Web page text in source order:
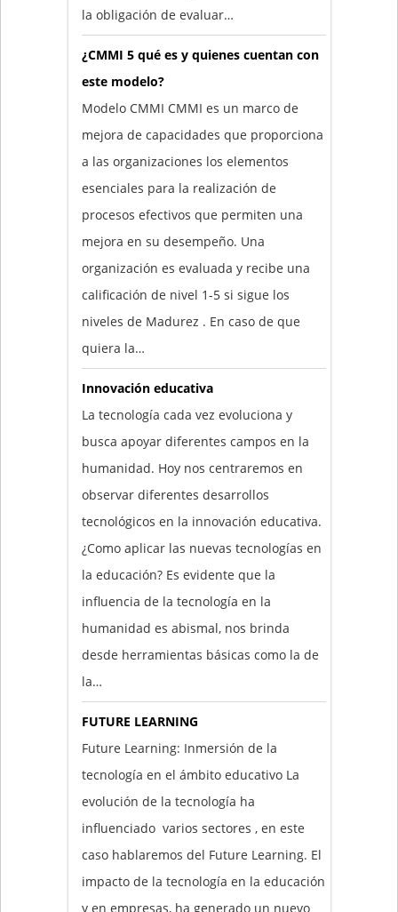
la obligación de evaluar…
¿CMMI 5 qué es y quienes cuentan con
este modelo?
Modelo CMMI CMMI es un marco de
mejora de capacidades que proporciona
a las organizaciones los elementos
esenciales para la realización de
procesos efectivos que permiten una
mejora en su desempeño. Una
organización es evaluada y recibe una
calificación de nivel 1-5 si sigue los
niveles de Madurez . En caso de que
quiera la…
Innovación educativa
La tecnología cada vez evoluciona y
busca apoyar diferentes campos en la
humanidad. Hoy nos centraremos en
observar diferentes desarrollos
tecnológicos en la innovación educativa.
¿Como aplicar las nuevas tecnologías en
la educación? Es evidente que la
influencia de la tecnología en la
humanidad es abismal, nos brinda
desde herramientas básicas como la de
la…
FUTURE LEARNING
Future Learning: Inmersión de la
tecnología en el ámbito educativo La
evolución de la tecnología ha
influenciado varios sectores , en este
caso hablaremos del Future Learning. El
impacto de la tecnología en la educación
y en empresas, ha generado un nuevo